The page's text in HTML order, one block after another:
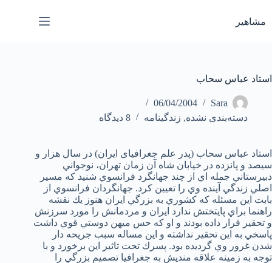
محتوا
مشاهیر
استاد عباس سحاب
Sara
06/04/2004
دسته‌بندی نشده, زندگینامه 8 دیدگاه
استاد عباس سحاب (پدر علم جغرافیای ایران) در سال هزار و
سيصد و پانزده در خيابان شاه آن زمان تهران، نوجواني
دبيرستاني جمله اي از چند جهانگرد فرانسوي شنيد كه مسير
اصلي زندگي آينده وي را تعيين كرد. جهانگردان فرانسوي از
بابت اين مسئله كه كشوري به بزرگي ايران هنوز يك نقشه
راهنما براي پايتختش ندارد ايران و مردمانش را مورد سرزنش
و تحقير قرار داده بودند و او كه حس ميهن دوستي قوي داشت
پاسخي به اين تحقير نداشته و اين مساله سبب جريحه دار
شدن غرور وي گرديده بود. پسرك تحت تاثير اين برخورد و با
توجه به زمينه علاقه منديش به جغرافيا تصميم بزرگي را